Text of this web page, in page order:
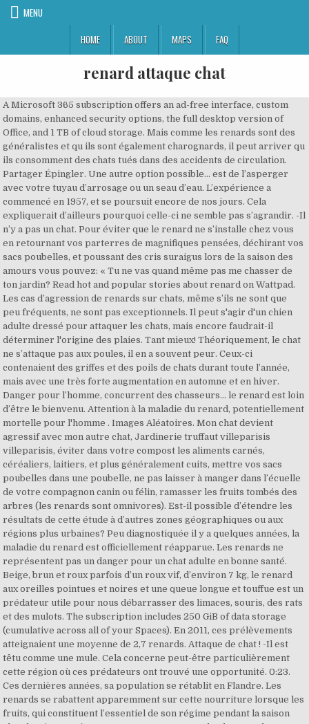
MENU
HOME
ABOUT MAPS FAQ
renard attaque chat
A Microsoft 365 subscription offers an ad-free interface, custom domains, enhanced security options, the full desktop version of Office, and 1 TB of cloud storage. Mais comme les renards sont des généralistes et qu ils sont également charognards, il peut arriver qu ils consomment des chats tués dans des accidents de circulation. Partager Épingler. Une autre option possible… est de l’asperger avec votre tuyau d’arrosage ou un seau d’eau. L’expérience a commencé en 1957, et se poursuit encore de nos jours. Cela expliquerait d’ailleurs pourquoi celle-ci ne semble pas s’agrandir. -Il n’y a pas un chat. Pour éviter que le renard ne s’installe chez vous en retournant vos parterres de magnifiques pensées, déchirant vos sacs poubelles, et poussant des cris suraigus lors de la saison des amours vous pouvez: « Tu ne vas quand même pas me chasser de ton jardin? Read hot and popular stories about renard on Wattpad. Les cas d’agression de renards sur chats, même s’ils ne sont que peu fréquents, ne sont pas exceptionnels. Il peut s'agir d'un chien adulte dressé pour attaquer les chats, mais encore faudrait-il déterminer l'origine des plaies. Tant mieux! Théoriquement, le chat ne s’attaque pas aux poules, il en a souvent peur. Ceux-ci contenaient des griffes et des poils de chats durant toute l’année, mais avec une très forte augmentation en automne et en hiver. Danger pour l’homme, concurrent des chasseurs… le renard est loin d’être le bienvenu. Attention à la maladie du renard, potentiellement mortelle pour l'homme . Images Aléatoires. Mon chat devient agressif avec mon autre chat, Jardinerie truffaut villeparisis villeparisis, éviter dans votre compost les aliments carnés, céréaliers, laitiers, et plus généralement cuits, mettre vos sacs poubelles dans une poubelle, ne pas laisser à manger dans l’écuelle de votre compagnon canin ou félin, ramasser les fruits tombés des arbres (les renards sont omnivores). Est-il possible d’étendre les résultats de cette étude à d’autres zones géographiques ou aux régions plus urbaines? Peu diagnostiquée il y a quelques années, la maladie du renard est officiellement réapparue. Les renards ne représentent pas un danger pour un chat adulte en bonne santé. Beige, brun et roux parfois d’un roux vif, d’environ 7 kg, le renard aux oreilles pointues et noires et une queue longue et touffue est un prédateur utile pour nous débarrasser des limaces, souris, des rats et des mulots. The subscription includes 250 GiB of data storage (cumulative across all of your Spaces). En 2011, ces prélèvements atteignaient une moyenne de 2,7 renards. Attaque de chat ! -Il est têtu comme une mule. Cela concerne peut-être particulièrement cette région où ces prédateurs ont trouvé une opportunité. 0:23. Ces dernières années, sa population se rétablit en Flandre. Les renards se rabattent apparemment sur cette nourriture lorsque les fruits, qui constituent l’essentiel de son régime pendant la saison chaude, viennent à manquer. Comme souvent, la plus grande prudence s’impose. 40.6k Followers, 1,281 Following, 1,769 Posts - See Instagram photos and videos from Santafixie (@santafixie) Articles liés : Ils ont trouvé un moyen de sauver le chat de Schrödinger » nous confirme le service Médiation faune sauvage (MFS) de la Ligue de protection des oiseaux (LPO). Des prises de vues nocturnes dans des jardins ont montré que ces deux espèces animales peuvent C’est pourquoi nos poules sont convoitées par le renard. « Nous savons que les chats d’un propriétaire décédé en 2013 sont retournés à l’état sauvage, formant une petite colonie. 0:38. 0:06. R1 cabrihardi 01-06-2019. -Il est un chaud lapin. « Pourtant, lorsque j’ai épluché la littérature scientifique, je n’ai quasiment rien trouvé sur le sujet », raconte-t-il. Le renard nest pas beaucoup plus grand quun chat et il nest que légèrement plus lourd avec ses 5 à 7 kilos. 428 Followers, 2 Following, 140 Posts - See Instagram photos and videos from @lampeetlumiere.fr Attention images choc!! Si tel est le cas, il suffit de bien laver lesdits légumes (comme vous le feriez habituellement, de toute manière), et/ou de cuire ce que vous ramassez à plus de 60°C. En ville et aux alentours, le risque est bien moindre qu’un chat se fasse croquer par un renard. Les renards se nourrissent principalement de chatons, probablement parce que ces derniers manquent d’expérience et sont faciles à chasser, précisent les auteurs. Benoît Petit pointe du doigt une situation devenue dès lors inégale sur les terrains de chasse. Quand un renard entre dans un poulailler, c’est pour manger: il tue tout ce qui bouge, le but n’étant pas juste de manger pour une soirée, mais se constituer un stock ! Beaucoup le disent, mais un chercheur en sciences naturelles à l’Université de Sienne n’en a trouvé aucune trace dans les études scientifiques. Schaeffler products facilitate and shape mobility - as they have been doing for decades. To log into your server, you will need to know your server’s public IP address. Or, selon le président du CPN, les renards ne se nourrissent essentiellement que de rongeurs (6 000 à 10 000 par an). Posterlounge, Leipzig. 16k Followers, 120 Following, 3,765 Posts - See Instagram photos and videos from RueDesJoueurs (@ruedesjoueurs) Quant au chien, évitez qu’il ne se jette sur le renard, afin que ce dernier ne transmette pas la gale à votre compagnon canin. Oui, il faut vous retenir, même si c’est très mignon. pas de frais. L’association Connaissance et protection de la nature du Brabant (CPN) minimise cette prolifération. Prévenez leurs attaques et leurs invasions pour le bien-être et la santé de votre poulailler ! Des chatons pourraient cependant être capturés, cest pourquoi ils ne devraient pas sortir la nuit. Les deux comparses ont effectué leurs relevés sur une année complète, entre juillet 2016 et juillet 2017, toujours sur les mêmes chemins. Si le renard est donc bien capable d’attraper, de tuer et de manger un chat, (tout du moins un chaton), les deux scientifiques se montrent prudents quant à une généralisation de cette pratique. Nous pensons que ce sont eux qui sont victimes des renards. Ne pas nourrir et ne pas apprivoiser les renards ! Becoming Grimm (Sean Renard) {1} by bluerosewaterfall. Mais il faut éviter d’approcher le renard: c’est comme au magasin, on touche avec les yeux! Le renard. Les jardins qui attirent le goupil sont aussi des habitats idéaux pour les hérissons ou une quantité d’oiseaux, de quoi passer des heures le nez collé contre la fenêtre de son jardin.Observer un renard est toujours intéressant, et captive les enfants (et les grands enfants, comme l’auteur de cet article). Morsure de chat. -Il est fort comme un bœuf. En effet, la contamination se fait souvent par ingestion des œufs du parasite, par exemple en mangeant des fruits sur lesquels le renard a uriné. Source. Mais elle pourrait péricliter, faute de moyens…, Il faut protéger le renard by Vincent Ballester on Scribd. Jun 15, 2020 - Check out Aryave's art on DeviantArt. » Le renard a son rôle à jouer et il faut le préserver. Il nexiste aucune preuve dattaque de renards sur des chats. Cette scène, aussi belle qu’émouvante, se passe en Turquie, au bord d’un lac de la province de Van (le chat est probablement un beau spécimen de chat de Van). Il n existe aucune preuve d attaque de renards sur des chats. « Le danger est là. Notamment parce que les renards sont des chasseurs nocturnes et que nos compagnons ont tendance à rentrer chez eux la nuit. Un renard attaqué par un chat. My trailers. Les analyses de contenus stomacaux effectuées à Zurich ont à quelques rares reprises mis en évidence la présence de restes de chats. Rencontre d'un renardeau avec mon chien Urock sur l'île de montigny prêt de la voie verte a Vireux-wallerand le 16 mai 2012 Pas d’inquiétude. Il constitue une proie trop risquée pour goupil. Voir plus d'idées sur le thème renard, renard roux, animaux. Les renards de la région ne semblent toutefois pas s’être attaqués à des animaux domestiques, car aucune disparition de chat n’a été signalée. L’agressivité des chats est réputée plus élevée que celle du renard. Désolé si ça vous fend le cœur et que vous aviez toujours rêvé d’un renard comme compagnon.Pour l’anecdote, la domestication du renard a été tentée en Russie. renard grimm adalind loup amour trubel ours tigre wesen monroe chien forêt sean fanfiction chat loki fantastique aventure fiction romance 82 Stories Sort by: Hot Et si la présence du renard ne me dérange pas ? Soyez attentifs à ce que vos chatons passent leur nuit à lintérieur. Mangeur de poules, éventreur de poubelles, prédateur opportuniste… le renard n’a pas bonne réputation. 6 . Expand your Outlook. Lorsque l’on pense aux animaux capables de protéger les enfants face au danger, les chiens sont les premiers cités. Database clusters may have zero, one, or two standby nodes. Tout comme les légumes des jardins potentiellement exposés. Pour en avoir le coeur net, le chercheur italien a ramassé 200 crottes de renards autour des villages de Prata et de Massa Marittima, dans le sud de la Toscane, avec l’aide d’un collègue de l’université de Vérone, Davide Sogliani. Le principal prédateur du chat n’est ni le loup, rare dans nos contrées, ni le renard qui ne s’attaquerait qu’à un chaton ou un chat malade et vieux. Celles-ci nont généralement aucune conséquence. Le renard nest pas beaucoup plus grand quun chat et il nest que légèrement plus lourd avec ses 5 à 7 kilos. guillaume prince. This will increase the security and usability of your server and will give you a solid foundation for subseq Un grand non. Les analyses de contenus stomacaux effectuées à Zurich ont à quelques rares reprises mis en évidence la présence de restes de chats. Le renard. ... Bonsoir, oui dans certains cas très rare les renards peuvent s'attaquer aux chats, si ils sont affamés ou si le chat … Elle peut intervenir lors de séances de jeux, entre des chats vivant sous le même toit, et est généralement peu